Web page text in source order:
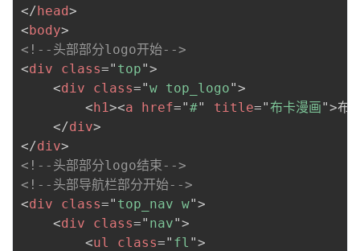
</head>
<body>
<!--头部部分logo开始-->
<div class=" top">
<div class="w top_logo">
<h1><a href="#" title="布卡漫画">布
</div>
</div>
<!--头部部分logo结束-->
<!--头部导航栏部分开始-->
<div class=" top_nav w">
<div class=" nav">
<ul class=" fl ">